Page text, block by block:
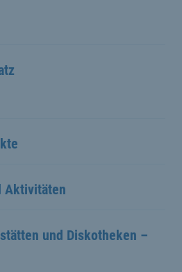
Aktivitäten
und Diskotheken –